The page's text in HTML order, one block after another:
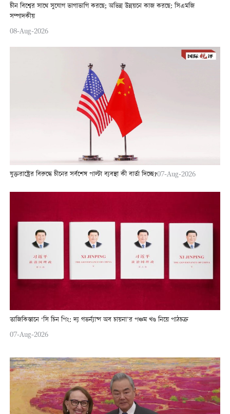
চীন বিশ্বের সাথে সুযোগ ভাগাভাগি করছে; অভিন্ন উন্নয়নে কাজ করছে: সিএমজি
সম্পাদকীয়
08-Aug-2026
যুক্তরাষ্ট্রের বিরুদ্ধে চীনের সর্বশেষ পাল্টা ব্যবস্থা কী বার্তা দিচ্ছে?07-Aug-2026
তাজিকিস্তানে ‘সি চিন পিং: দ্য গভর্ন্যান্স অব চায়না’র পঞ্চম খণ্ড নিয়ে পাঠচক্র
07-Aug-2026